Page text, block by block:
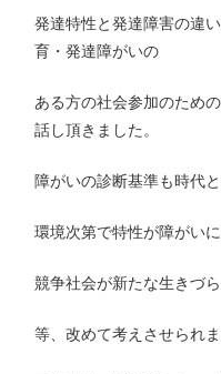
発達特性と発達障害の違
育・発達障がいの
ある方の社会参加のため
話し頂きました。
障がいの診断基準も時代
環境次第で特性が障がい
競争社会が新たな生きづ
等、改めて考えさせられま